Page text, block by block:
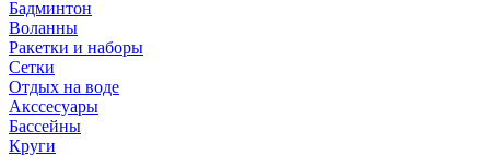
Бадминтон
Воланны
Ракетки и наборы
Сетки
Отдых на воде
Акссесуары
Бассейны
Круги